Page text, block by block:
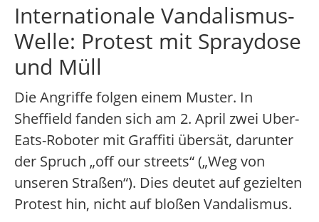
Internationale Vandalismus-
Welle: Protest mit Spraydose
und Müll
Die Angriffe folgen einem Muster. In
Sheffield fanden sich am 2. April zwei Uber-
Eats-Roboter mit Graffiti übersät, darunter
der Spruch „off our streets“ („Weg von
unseren Straßen“). Dies deutet auf gezielten
Protest hin, nicht auf bloßen Vandalismus.